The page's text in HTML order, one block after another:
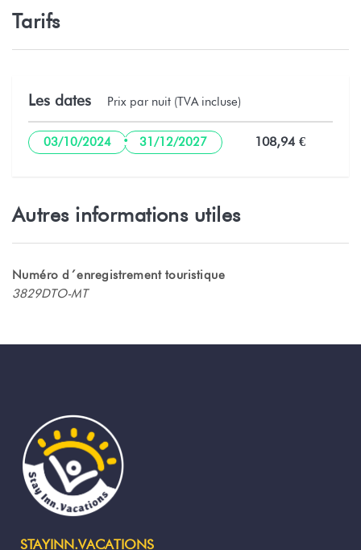
Tarifs
Les dates Prix par nuit (TVA incluse)
03/10/2024 · 31/12/2027 108,94 €
Autres informations utiles
Numéro d´enregistrement touristique
3829DTO-MT
STAYINN.VACATIONS